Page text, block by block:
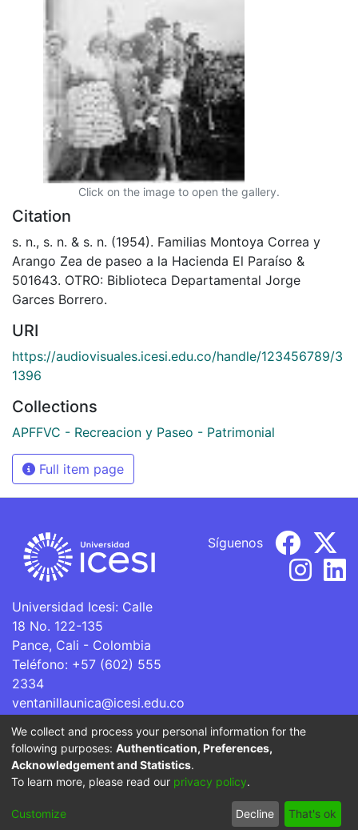
Click on the image to open the gallery.
Citation
s. n., s. n. & s. n. (1954). Familias Montoya Correa y
Arango Zea de paseo a la Hacienda El Paraíso &
501643. OTRO: Biblioteca Departamental Jorge
Garces Borrero.
URI
https://audiovisuales.icesi.edu.co/handle/123456789/3
1396
Collections
APFFVC - Recreacion y Paseo - Patrimonial
Full item page
Universidad Icesi: Calle
18 No. 122-135
Pance, Cali - Colombia
Teléfono: +57 (602) 555
2334
ventanillaunica@icesi.edu.co
Síguenos
La Universidad Icesi es una Institución de Educación
Superior que se encuentra sujeta a inspección y vigilancia
por parte del Ministerio de Educación Nacional.
Cookie
End User
Agreement
Send
Feedback
We collect and process your personal information for the
following purposes: Authentication, Preferences,
Acknowledgement and Statistics.
To learn more, please read our privacy policy.
Customize Decline That's ok